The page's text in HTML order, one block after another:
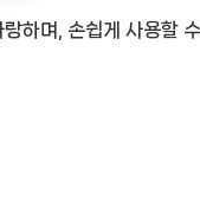
하며, 손쉽게 사용할